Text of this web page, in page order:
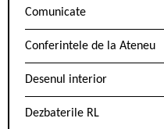
Comunicate
Conferintele de la Ateneu
Desenul interior
Dezbaterile RL